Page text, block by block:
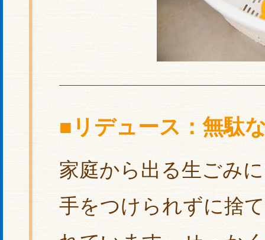
■リデュース：無駄
家庭から出る生ごみ
手をつけられずに捨